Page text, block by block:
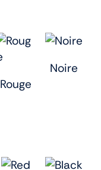
Rouge
Noire